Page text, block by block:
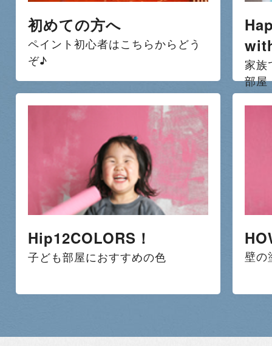
初めての方へ
ペイント初心者はこちらからどう
ぞ♪
家族
部屋
Hip12COLORS！
子ども部屋におすすめの色 壁の